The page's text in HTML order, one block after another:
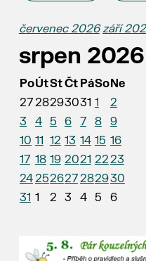
červenec 2026 září
srpen 2026
PoÚtStČt PáSoNe
2728293031 1
2
3
4 5 6 7 8
9
10 11 12 13 14 15 16
17 18 19 2021 2223
24252627282930
31 1 2 3 4 5 6